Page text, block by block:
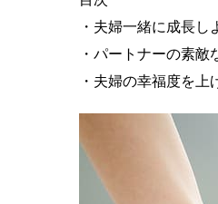
・夫婦一緒に成長し
・パートナーの素敵
・夫婦の幸福度を上